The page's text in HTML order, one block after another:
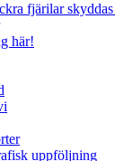
fjärilar
här!
uppföljning